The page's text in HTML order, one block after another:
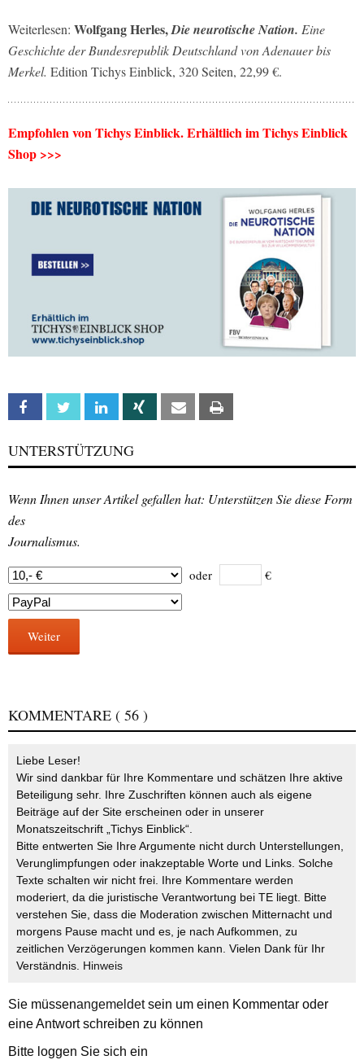
Weiterlesen: Wolfgang Herles,Die neurotische Nation. Eine
Geschichte der Bundesrepublik Deutschland von Adenauer bis
Merkel. Edition Tichys Einblick, 320 Seiten, 22,99 €.
Empfohlen von Tichys Einblick. Erhältlich im Tichys Einblick
Shop >>>
Facebook Twitter Linkedin Xing Email
UNTERSTÜTZUNG
Wenn Ihnen unser Artikel gefallen hat: Unterstützen Sie diese Form
des
Journalismus.
oder €
Weiter
KOMMENTARE ( 56 )
Liebe Leser!
Wir sind dankbar für Ihre Kommentare und schätzen Ihre aktive
Beteiligung sehr. Ihre Zuschriften können auch als eigene
Beiträge auf der Site erscheinen oder in unserer
Monatszeitschrift „Tichys Einblick“.
Bitte entwerten Sie Ihre Argumente nicht durch Unterstellungen,
Verunglimpfungen oder inakzeptable Worte und Links. Solche
Texte schalten wir nicht frei. Ihre Kommentare werden
moderiert, da die juristische Verantwortung bei TE liegt. Bitte
verstehen Sie, dass die Moderation zwischen Mitternacht und
morgens Pause macht und es, je nach Aufkommen, zu
zeitlichen Verzögerungen kommen kann. Vielen Dank für Ihr
Verständnis. Hinweis
Sie müssenangemeldetsein um einen Kommentar oder
eine Antwort schreiben zu können
Bitte loggen Sie sich ein